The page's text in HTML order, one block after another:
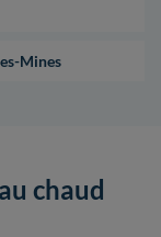
Mines
chaud